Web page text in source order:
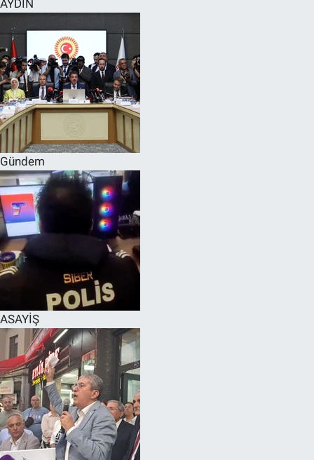
AYDIN
Gündem
ASAYİŞ
RESMİ İLANLAR